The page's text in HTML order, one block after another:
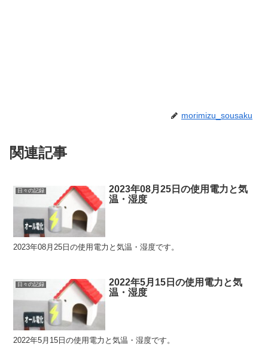
morimizu_sousaku
関連記事
日々の記録
2023年08月25日の使用電力と気
温・湿度
2023年08月25日の使用電力と気温・湿度です。
日々の記録
2022年5月15日の使用電力と気
温・湿度
2022年5月15日の使用電力と気温・湿度です。